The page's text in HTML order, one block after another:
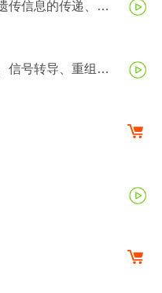
传信息的传递、蛋
信号转导、重组